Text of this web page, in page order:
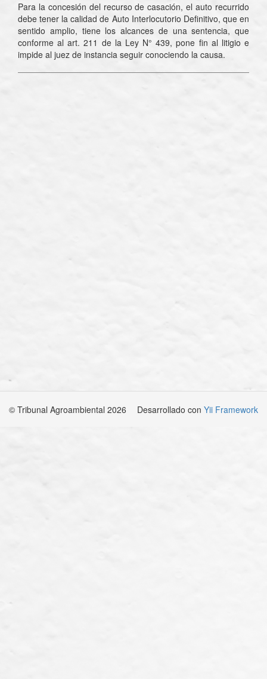
Para la concesión del recurso de casación, el auto recurrido
debe tener la calidad de Auto Interlocutorio Definitivo, que en
sentido amplio, tiene los alcances de una sentencia, que
conforme al art. 211 de la Ley N° 439, pone fin al litigio e
impide al juez de instancia seguir conociendo la causa.
© Tribunal Agroambiental 2026 Desarrollado con Yii Framework